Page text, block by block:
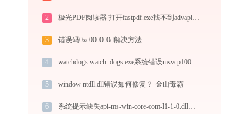
2 极光PDF阅读器 打开fastpdf.exe找不到advapi32.dll怎么办
3 错误码0xc000000d解决方法
4 watchdogs watch_dogs.exe系统错误msvcp100.dll丢失如何解决
5 window ntdll.dll错误如何修复？-金山毒霸
6 系统提示缺失api-ms-win-core-com-l1-1-0.dll文件的解决方法